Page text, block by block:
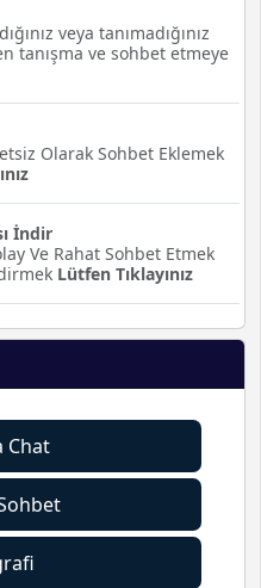
veya tanımadığınız
tanışma ve sohbet etmeye
Olarak Sohbet Eklemek
İndir
Ve Rahat Sohbet Etmek
Lütfen Tıklayınız
Chat